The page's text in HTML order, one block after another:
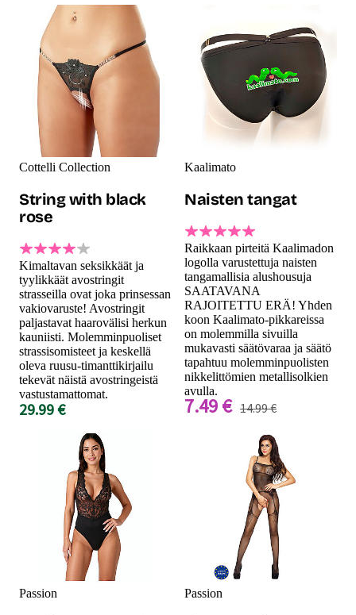
Cottelli Collection
String with black
rose
Kimaltavan seksikkäät ja
tyylikkäät avostringit
strasseilla ovat joka prinsessan
vakiovaruste! Avostringit
paljastavat haarovälisi herkun
kauniisti. Molemminpuoliset
strassisomisteet ja keskellä
oleva ruusu-timanttikirjailu
tekevät näistä avostringeistä
vastustamattomat.
29.99 €
Kaalimato
Naisten tangat
Raikkaan pirteitä Kaalimadon
logolla varustettuja naisten
tangamallisia alushousuja
SAATAVANA
RAJOITETTU ERÄ! Yhden
koon Kaalimato-pikkareissa
on molemmilla sivuilla
mukavasti säätövaraa ja säätö
tapahtuu molemminpuolisten
nikkelittömien metallisolkien
avulla.
7.49 € 14.99 €
Passion Passion